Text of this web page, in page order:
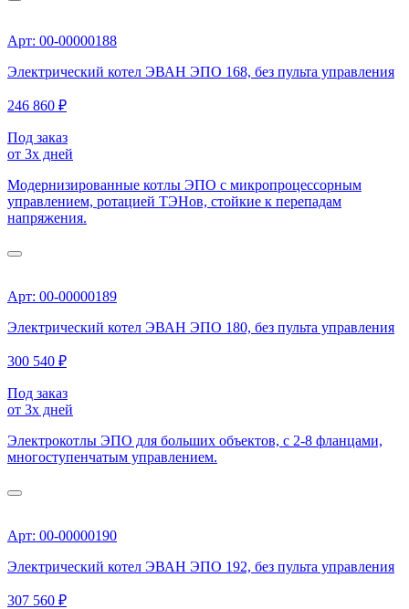
Арт: 00-00000188
Электрический котел ЭВАН ЭПО 168, без пульта управления
246 860 ₽
Под заказ
от 3х дней
Модернизированные котлы ЭПО с микропроцессорным
управлением, ротацией ТЭНов, стойкие к перепадам
напряжения.
Арт: 00-00000189
Электрический котел ЭВАН ЭПО 180, без пульта управления
300 540 ₽
Под заказ
от 3х дней
Электрокотлы ЭПО для больших объектов, с 2-8 фланцами,
многоступенчатым управлением.
Арт: 00-00000190
Электрический котел ЭВАН ЭПО 192, без пульта управления
307 560 ₽